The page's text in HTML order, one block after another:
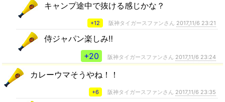
キャンプ途中で抜ける感じかな？
+12 阪神タイガースファンさん 2017,11/6 23:21
侍ジャパン楽しみ‼
+20
阪神タイガースファンさん 2017,11/6 23:24
カレーウマそうやね！！
+6 阪神タイガースファンさん 2017,11/6 23:35